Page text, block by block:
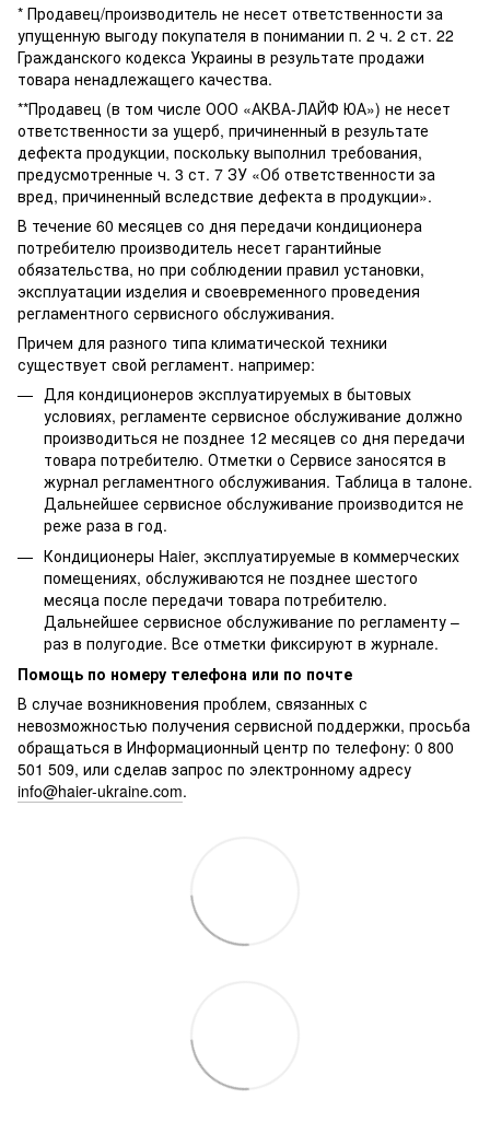
* Продавец/производитель не несет ответственности за
упущенную выгоду покупателя в понимании п. 2 ч. 2 ст. 22
Гражданского кодекса Украины в результате продажи
товара ненадлежащего качества.
**Продавец (в том числе ООО «АКВА-ЛАЙФ ЮА») не несет
ответственности за ущерб, причиненный в результате
дефекта продукции, поскольку выполнил требования,
предусмотренные ч. 3 ст. 7 ЗУ «Об ответственности за
вред, причиненный вследствие дефекта в продукции».
В течение 60 месяцев со дня передачи кондиционера
потребителю производитель несет гарантийные
обязательства, но при соблюдении правил установки,
эксплуатации изделия и своевременного проведения
регламентного сервисного обслуживания.
Причем для разного типа климатической техники
существует свой регламент. например:
Для кондиционеров эксплуатируемых в бытовых
условиях, регламенте сервисное обслуживание должно
производиться не позднее 12 месяцев со дня передачи
товара потребителю. Отметки о Сервисе заносятся в
журнал регламентного обслуживания. Таблица в талоне.
Дальнейшее сервисное обслуживание производится не
реже раза в год.
Кондиционеры Haier, эксплуатируемые в коммерческих
помещениях, обслуживаются не позднее шестого
месяца после передачи товара потребителю.
Дальнейшее сервисное обслуживание по регламенту –
раз в полугодие. Все отметки фиксируют в журнале.
Помощь по номеру телефона или по почте
В случае возникновения проблем, связанных с
невозможностью получения сервисной поддержки, просьба
обращаться в Информационный центр по телефону: 0 800
501 509, или сделав запрос по электронному адресу
info@haier-ukraine.com.